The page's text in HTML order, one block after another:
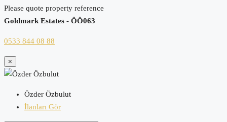
Please quote property reference
Goldmark Estates - ÖÖ063
0533 844 08 88
×
Özder Özbulut
İlanları Gör